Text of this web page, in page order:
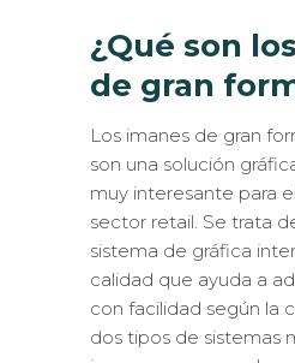
¿Qué son
de gran
Los imanes de gran
son una solución
muy interesante para el
sector retail. Se trata
sistema de gráfica
calidad que ayuda a
con facilidad según la
dos tipos de sistemas